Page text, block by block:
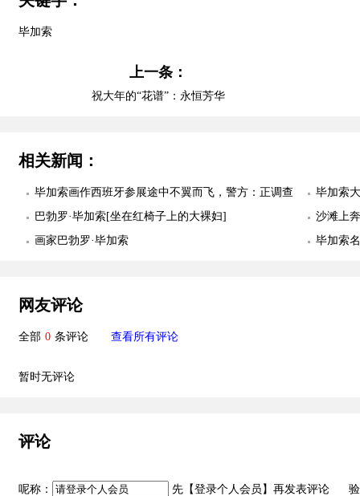
毕加索
上一条：
祝大年的“花谱”：永恒芳华
相关新闻：
毕加索画作西班牙参展途中不翼而飞，警方：正调查
毕加索
巴勃罗·毕加索[坐在红椅子上的大裸妇]
沙滩上
画家巴勃罗·毕加索
毕加索
网友评论
全部 0 条评论 查看所有评论
暂时无评论
评论
呢称： 先【登录个人会员 】再发表评论 验